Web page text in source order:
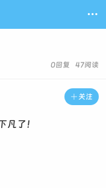

0回复 47阅读
 关注
了！